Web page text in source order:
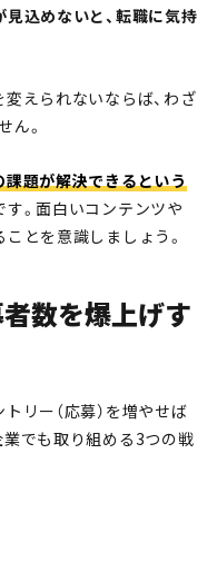
込めないと、転職に気持
えられないならば、わざ
ん。
課題が解決できるという
す。面白いコンテンツや
とを意識しましょう。
数を爆上げす
リー（応募）を増やせば
業でも取り組める3つの戦